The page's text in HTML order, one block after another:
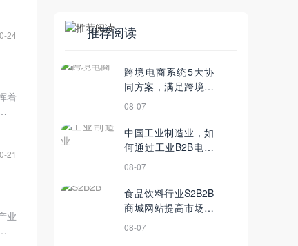
24
着
21
业
推荐阅读
跨境电商系统5大协
同方案，满足跨境平
台进出口业务、供应
08-07
中国工业制造业，如
何通过工业B2B电子
平台转型
08-07
食品饮料行业S2B2B
商城网站提高市场集
中度，推动电商产业
08-07